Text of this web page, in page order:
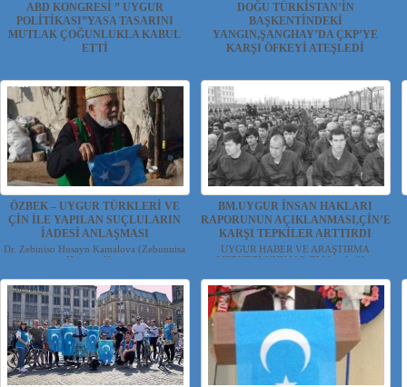
ABD KONGRESİ ” UYGUR
POLİTİKASI”YASA TASARINI
MUTLAK ÇOĞUNLUKLA KABUL
ETTİ
DOĞU TÜRKİSTAN’İN
BAŞKENTİNDEKİ
YANGIN,ŞANGHAY’DA ÇKP’YE
KARŞI ÖFKEYİ ATEŞLEDİ
ÖZBEK – UYGUR TÜRKLERİ VE
ÇİN İLE YAPILAN SUÇLULARIN
İADESİ ANLAŞMASI
Dr. Zebiniso Husayn Kamalova (Zebunnisa
Hüseyin Ke...
BM.UYGUR İNSAN HAKLARI
RAPORUNUN AÇIKLANMASI,ÇİN’E
KARŞI TEPKİLER ARTTIRDI
UYGUR HABER VE ARAŞTIRMA
MERKEZİ(UYHAM) BM.lere bağlı...